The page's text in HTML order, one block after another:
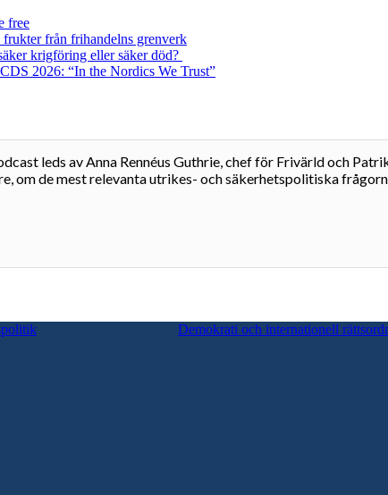
free
från frihandelns grenverk
krigföring eller säker död?
2026: “In the Nordics We Trust”
leds av Anna Rennéus Guthrie, chef för Frivärld och
om de mest relevanta utrikes- och säkerhetspolitiska
Demokrati och internationell